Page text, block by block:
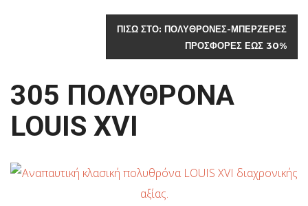
ΠΊΣΩ ΣΤΟ: ΠΟΛΥΘΡΟΝΕΣ-ΜΠΕΡΖΕΡΕΣ
ΠΡΟΣΦΟΡΕΣ ΕΩΣ 30%
305 ΠΟΛΥΘΡΟΝΑ
LOUIS XVI